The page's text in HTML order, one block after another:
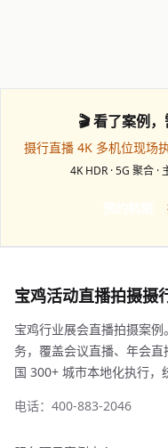
🎬 看了案例
摄行直播 4K 多机位现场
4K HDR · 5G 聚合
宝鸡活动直播拍摄摄
宝鸡行业展会直播拍摄案
务，覆盖会议直播、年会
国 300+ 城市本地化执行，
电话：400-883-2046